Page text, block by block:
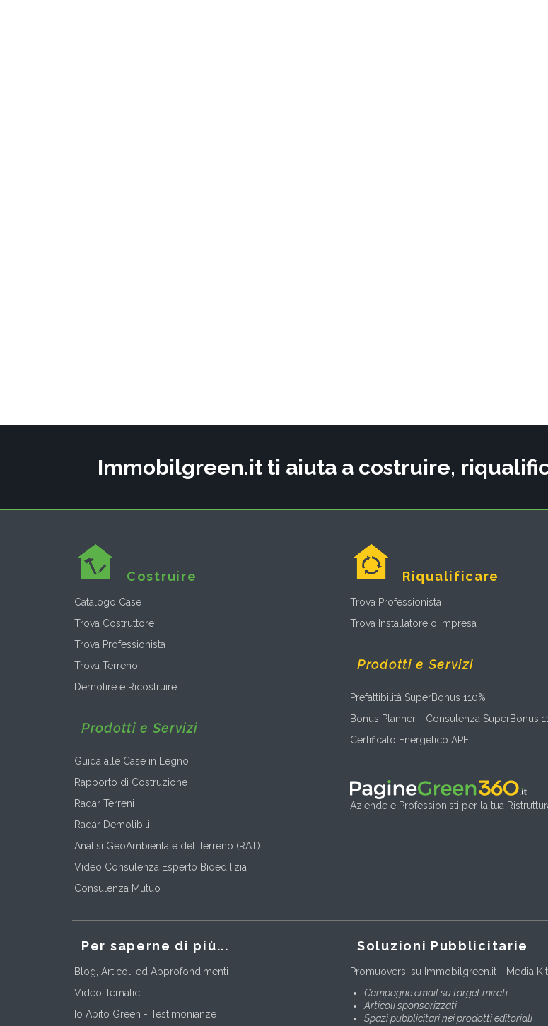
Immobilgreen.it ti aiuta a costruire,
Costruire
Catalogo Case
Trova Costruttore
Trova Professionista
Trova Terreno
Demolire e Ricostruire
Prodotti e Servizi
Guida alle Case in Legno
Rapporto di Costruzione
Radar Terreni
Radar Demolibili
Analisi GeoAmbientale del Terreno (RAT)
Video Consulenza Esperto Bioedilizia
Consulenza Mutuo
Riqualificare
Trova Professionista
Trova Installatore o Impresa
Prodotti e Servizi
Prefattibilità SuperBonus 110%
Bonus Planner - Consulenza SuperBonus
Certificato Energetico APE
Aziende e Professionisti per la tua
Per saperne di più...
Blog, Articoli ed Approfondimenti
Video Tematici
Io Abito Green - Testimonianze
Soluzioni Pubblicitarie
Promuoversi su Immobilgreen.it - Media
Campagne email su target mirati
Articoli sponsorizzati
Spazi pubblicitari nei prodotti editoriali